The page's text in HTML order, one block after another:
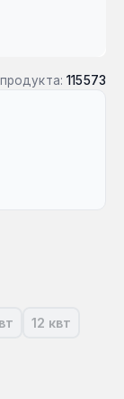
115573
время эта
настоящее время
12 квт
(В